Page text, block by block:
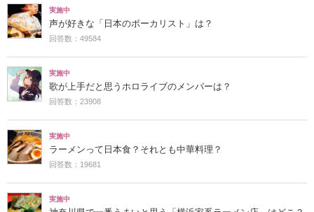
実施中
声が好きな「日本のボーカリスト」は？
回答数：49584
実施中
歌が上手だと思うホロライブのメンバーは？
回答数：23908
実施中
ラーメンって日本食？それとも中華料理？
回答数：19681
実施中